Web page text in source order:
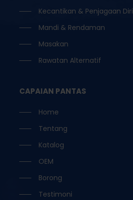
Kecantikan & Penjagaan Diri
Mandi & Rendaman
Masakan
Rawatan Alternatif
CAPAIAN PANTAS
Home
Tentang
Katalog
OEM
Borong
Testimoni